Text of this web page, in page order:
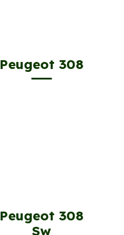
Peugeot 308
Peugeot 308
Sw